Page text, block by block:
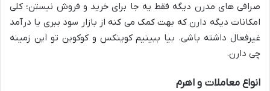
صرافی های مدرن دیگه فقط یه جا برای خرید و فروش نیستن؛ کلی
امکانات دیگه دارن که بهت کمک می کنه از بازار سود ببری یا درآمد
غیرفعال داشته باشی. بیا ببینیم کوینکس و کوکوین تو این زمینه
چی دارن.
انواع معاملات و اهرم